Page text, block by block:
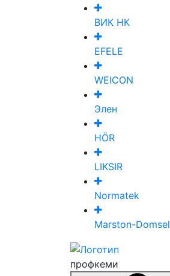
ВИК НК
EFELE
WEICON
Элен
HÖR
LIKSIR
Normatek
Marston-Domsel
профкеми